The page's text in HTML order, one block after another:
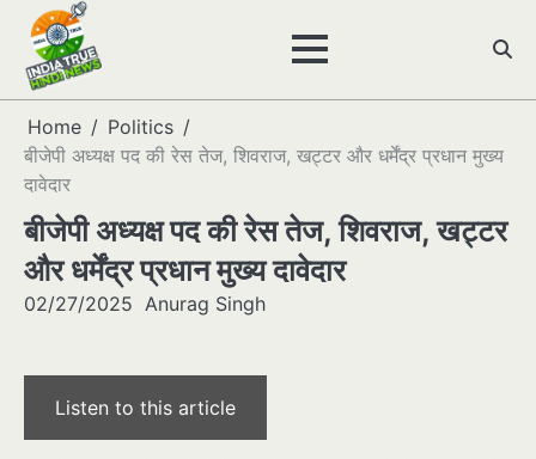
Skip
content
Home
Politics
बीजेपी अध्यक्ष पद की रेस तेज, शिवराज, खट्टर और धर्मेंद्र प्रधान मुख्य
दावेदार
बीजेपी अध्यक्ष पद की रेस तेज, शिवराज, खट्टर
और धर्मेंद्र प्रधान मुख्य दावेदार
02/27/2025 Anurag Singh
Listen to this article